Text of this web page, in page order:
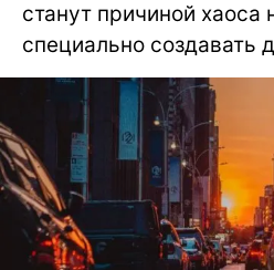
станут причиной хаоса
специально создавать